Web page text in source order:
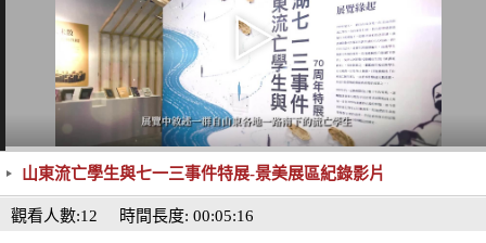
山東流亡學生與七一三事件特展-景美展區紀錄影片
時間長度: 00:05:16
觀看人數:12